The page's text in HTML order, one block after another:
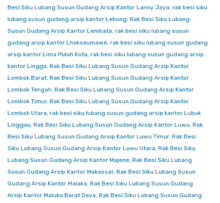
Besi Siku Lubang Susun Gudang Arsip Kantor Lanny Jaya, rak besi siku
lubang susun gudang arsip kantor Lebong, Rak Besi Siku Lubang
Susun Gudang Arsip Kantor Lembata, rak besi siku lubang susun
gudang arsip kantor Lhokseumawe, rak besi siku lubang susun gudang
arsip kantor Lima Puluh Kota, rak besi siku lubang susun gudang arsip
kantor Lingga, Rak Besi Siku Lubang Susun Gudang Arsip Kantor
Lombok Barat, Rak Besi Siku Lubang Susun Gudang Arsip Kantor
Lombok Tengah, Rak Besi Siku Lubang Susun Gudang Arsip Kantor
Lombok Timur, Rak Besi Siku Lubang Susun Gudang Arsip Kantor
Lombok Utara, rak besi siku lubang susun gudang arsip kantor Lubuk
Linggau, Rak Besi Siku Lubang Susun Gudang Arsip Kantor Luwu, Rak
Besi Siku Lubang Susun Gudang Arsip Kantor Luwu Timur, Rak Besi
Siku Lubang Susun Gudang Arsip Kantor Luwu Utara, Rak Besi Siku
Lubang Susun Gudang Arsip Kantor Majene, Rak Besi Siku Lubang
Susun Gudang Arsip Kantor Makassar, Rak Besi Siku Lubang Susun
Gudang Arsip Kantor Malaka, Rak Besi Siku Lubang Susun Gudang
Arsip Kantor Maluku Barat Daya, Rak Besi Siku Lubang Susun Gudang